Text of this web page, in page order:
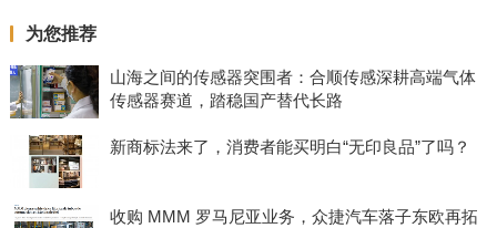
为您推荐
山海之间的传感器突围者：合顺传感深耕高端气体
传感器赛道，踏稳国产替代长路
新商标法来了，消费者能买明白“无印良品”了吗？
收购 MMM 罗马尼亚业务，众捷汽车落子东欧再拓